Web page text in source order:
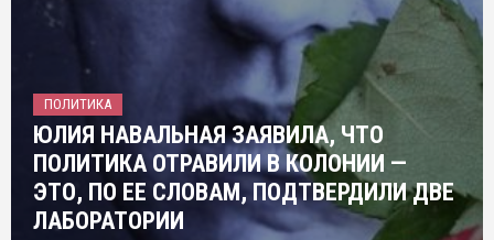
ПОЛИТИКА
ЮЛИЯ НАВАЛЬНАЯ ЗАЯВИЛА, ЧТО
ПОЛИТИКА ОТРАВИЛИ В КОЛОНИИ —
ЭТО, ПО ЕЕ СЛОВАМ, ПОДТВЕРДИЛИ ДВЕ
ЛАБОРАТОРИИ